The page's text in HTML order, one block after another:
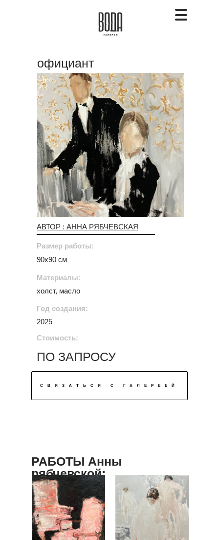
СВЯЗАТЬСЯ С ГАЛЕРЕЕЙ
официант
Размер работы:
ПО ЗАПРОСУ
Стоимость:
Материалы:
холст, масло
Год создания:
2025
90х90 см
АВТОР : АННА РЯБЧЕВСКАЯ
РАБОТЫ Анны
рябчевской: